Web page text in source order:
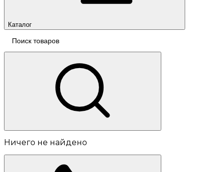
Каталог
Ничего не найдено